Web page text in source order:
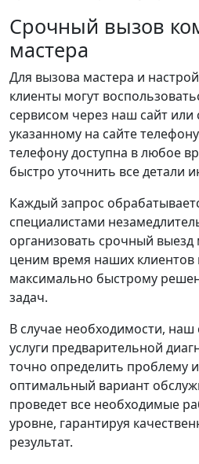
Срочный вызов
мастера
Для вызова мастера и
клиенты могут
сервисом через наш сайт или
указанному на сайте
телефону доступна в любое
быстро уточнить все детали
Каждый запрос
специалистами
организовать срочный
ценим время наших клиентов
максимально быстрому
задач.
В случае необходимости, наш
услуги предварительной
точно определить проблему
оптимальный вариант
проведет все необходимые
уровне, гарантируя
результат.